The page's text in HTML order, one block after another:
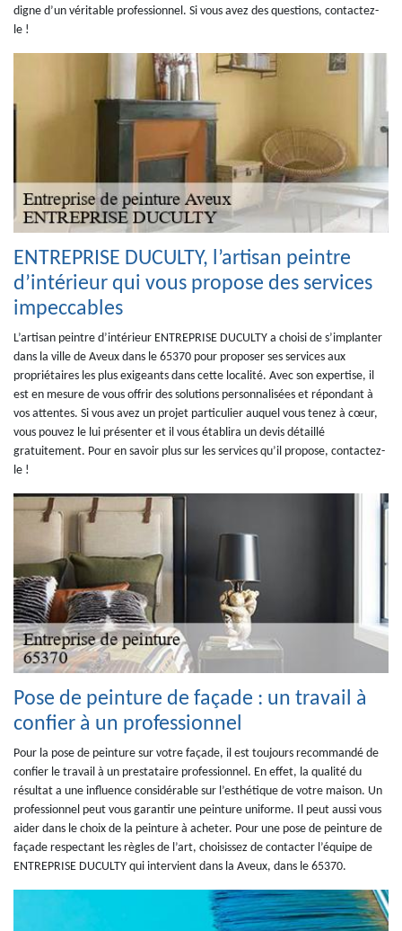
digne d’un véritable professionnel. Si vous avez des questions, contactez-
le !
ENTREPRISE DUCULTY, l’artisan peintre
d’intérieur qui vous propose des services
impeccables
L’artisan peintre d’intérieur ENTREPRISE DUCULTY a choisi de s’implanter
dans la ville de Aveux dans le 65370 pour proposer ses services aux
propriétaires les plus exigeants dans cette localité. Avec son expertise, il
est en mesure de vous offrir des solutions personnalisées et répondant à
vos attentes. Si vous avez un projet particulier auquel vous tenez à cœur,
vous pouvez le lui présenter et il vous établira un devis détaillé
gratuitement. Pour en savoir plus sur les services qu’il propose, contactez-
le !
Pose de peinture de façade : un travail à
confier à un professionnel
Pour la pose de peinture sur votre façade, il est toujours recommandé de
confier le travail à un prestataire professionnel. En effet, la qualité du
résultat a une influence considérable sur l’esthétique de votre maison. Un
professionnel peut vous garantir une peinture uniforme. Il peut aussi vous
aider dans le choix de la peinture à acheter. Pour une pose de peinture de
façade respectant les règles de l’art, choisissez de contacter l’équipe de
ENTREPRISE DUCULTY qui intervient dans la Aveux, dans le 65370.